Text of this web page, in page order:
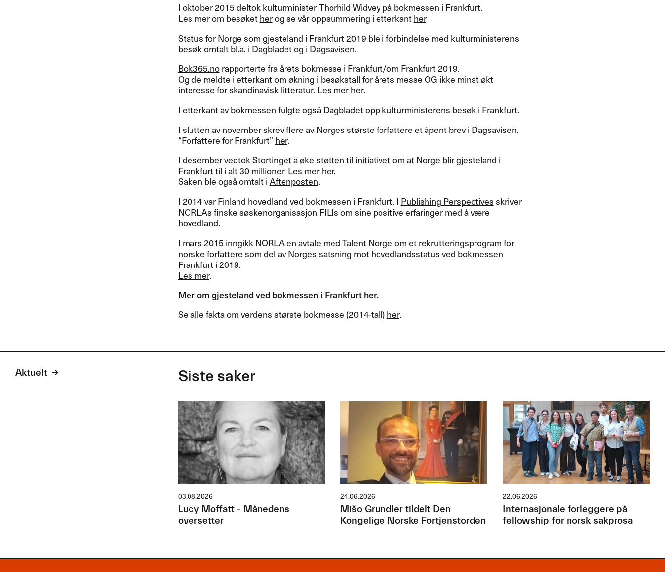
I oktober 2015 deltok kulturminister Thorhild Widvey på bokmessen i Frankfurt.
Les mer om besøketherog se vår oppsummering i etterkanther.
Status for Norge som gjesteland i Frankfurt 2019 ble i forbindelse med kulturministerens
besøk omtalt bl.a. i Dagbladetog i Dagsavisen.
Bok365.norapporterte fra årets bokmesse i Frankfurt/om Frankfurt 2019.
Og de meldte i etterkant om økning i besøkstall for årets messe OG ikke minst økt
interesse for skandinavisk litteratur. Les merher.
I etterkant av bokmessen fulgte ogsåDagbladetopp kulturministerens besøk i Frankfurt.
I slutten av november skrev flere av Norges største forfattere et åpent brev i Dagsavisen.
“Forfattere for Frankfurt” her.
I desember vedtok Stortinget å øke støtten til initiativet om at Norge blir gjesteland i
Frankfurt til i alt 30 millioner. Les merher.
Saken ble også omtalt iAftenposten.
I 2014 var Finland hovedland ved bokmessen i Frankfurt. I Publishing Perspectivesskriver
NORLAs finske søskenorganisasjon FILIs om sine positive erfaringer med å være
hovedland.
I mars 2015 inngikkNORLAen avtale med Talent Norge om et rekrutteringsprogram for
norske forfattere som del av Norges satsning mot hovedlandsstatus ved bokmessen
Frankfurt i 2019.
Les mer.
Mer om gjesteland ved bokmessen i Frankfurther.
Se alle fakta om verdens største bokmesse (2014-tall)her.
Aktuelt Siste saker
03.08.2026
Lucy Moffatt - Månedens
oversetter
24.06.2026
Mišo Grundler tildelt Den
Kongelige Norske Fortjenstorden
22.06.2026
Internasjonale forleggere på
fellowship for norsk sakprosa